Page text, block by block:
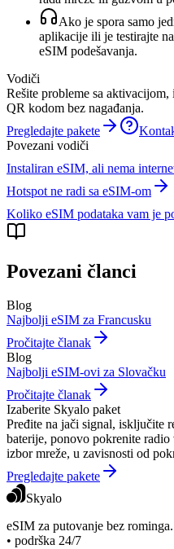
Ako je spora samo
aplikacije ili je testirajte
eSIM podešavanja.
Vodiči
Rešite probleme sa
QR kodom bez nagađanja.
Pregledajte pakete
Povezani vodiči
Instaliran eSIM, ali nema
Hotspot ne radi sa eSIM-om
Koliko eSIM podataka vam je
Povezani članci
Blog
Najbolji eSIM za Francusku
Pročitajte članak
Blog
Najbolji eSIM-ovi za Slovačku
Pročitajte članak
Izaberite Skyalo paket
Pređite na jači signal, isključite
baterije, ponovo pokrenite
izbor mreže, u zavisnosti od
Pregledajte pakete
Skyalo
eSIM za putovanje bez
• podrška 24/7